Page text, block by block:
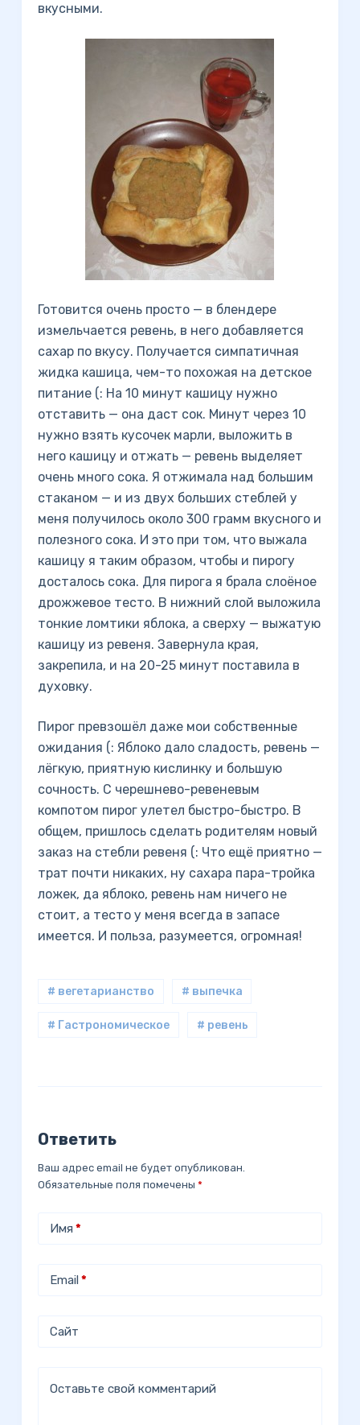
вкусными.
Готовится очень просто — в блендере
измельчается ревень, в него добавляется
сахар по вкусу. Получается симпатичная
жидка кашица, чем-то похожая на детское
питание (: На 10 минут кашицу нужно
отставить — она даст сок. Минут через 10
нужно взять кусочек марли, выложить в
него кашицу и отжать — ревень выделяет
очень много сока. Я отжимала над большим
стаканом — и из двух больших стеблей у
меня получилось около 300 грамм вкусного и
полезного сока. И это при том, что выжала
кашицу я таким образом, чтобы и пирогу
досталось сока. Для пирога я брала слоёное
дрожжевое тесто. В нижний слой выложила
тонкие ломтики яблока, а сверху — выжатую
кашицу из ревеня. Завернула края,
закрепила, и на 20-25 минут поставила в
духовку.
Пирог превзошёл даже мои собственные
ожидания (: Яблоко дало сладость, ревень —
лёгкую, приятную кислинку и большую
сочность. С черешнево-ревеневым
компотом пирог улетел быстро-быстро. В
общем, пришлось сделать родителям новый
заказ на стебли ревеня (: Что ещё приятно —
трат почти никаких, ну сахара пара-тройка
ложек, да яблоко, ревень нам ничего не
стоит, а тесто у меня всегда в запасе
имеется. И польза, разумеется, огромная!
# вегетарианство # выпечка
# Гастрономическое # ревень
Ответить
Ваш адрес email не будет опубликован.
Обязательные поля помечены *
Имя *
Email*
Сайт
Оставьте свой комментарий